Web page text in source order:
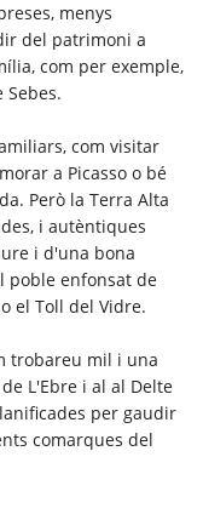
menys
del patrimoni a
com per exemple,
Sebes.
com visitar
a Picasso o bé
Però la Terra Alta
i autèntiques
i d'una bona
poble enfonsat de
el Toll del Vidre.
trobareu mil i una
L'Ebre i al al Delte
per gaudir
comarques del